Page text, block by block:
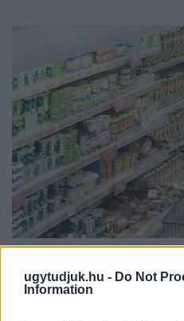
ugytudjuk.hu - Do Not
Information
INFLÁCIÓ